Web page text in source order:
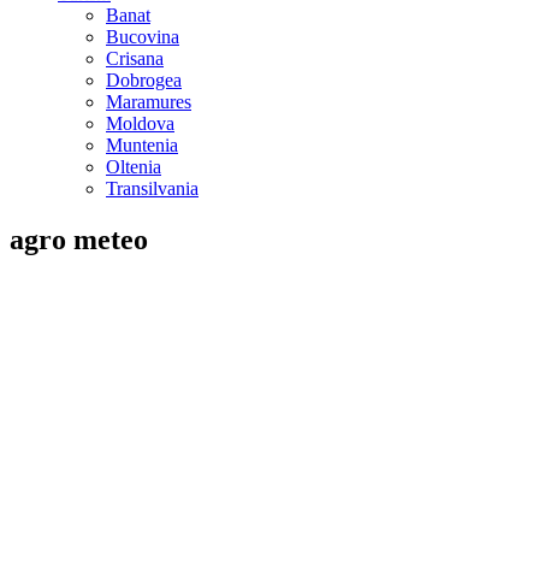
Banat
Bucovina
Crisana
Dobrogea
Maramures
Moldova
Muntenia
Oltenia
Transilvania
agro meteo